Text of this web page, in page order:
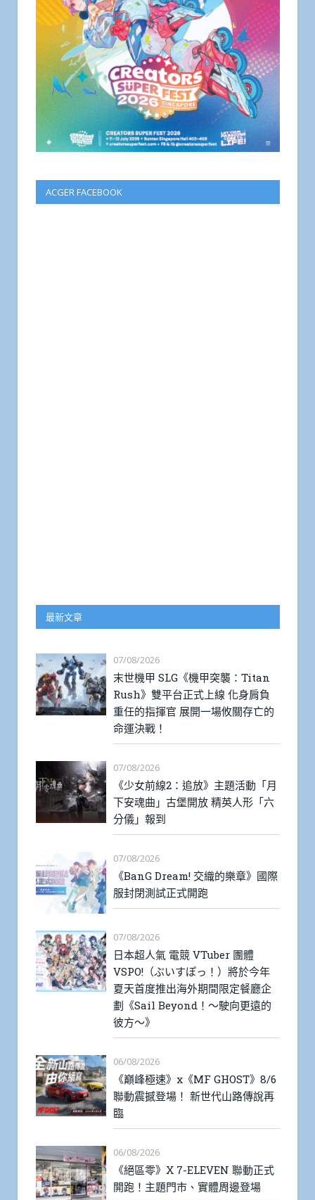
ACGER FACEBOOK
最新文章
07/08/2026
末世機甲 SLG《機甲突襲：Titan
Rush》雙平台正式上線 化身肩負
重任的指揮官 展開一場攸關存亡的
命運決戰！
07/08/2026
《少女前線2：追放》主題活動「月
下安魂曲」古堡開放 精英人形「六
分儀」報到
07/08/2026
《BanG Dream! 交織的樂章》國際
服封閉測試正式開跑
07/08/2026
日本超人氣 電競 VTuber 團體
VSPO!（ぶいすぽっ！）將於今年
夏天首度推出海外期間限定餐廳企
劃《Sail Beyond！～駛向更遠的
彼方～》
06/08/2026
《巔峰極速》x《MF GHOST》8/6
聯動震撼登場！ 新世代山路傳說再
臨
06/08/2026
《絕區零》X 7-ELEVEN 聯動正式
開跑！主題門市、實體周邊登場